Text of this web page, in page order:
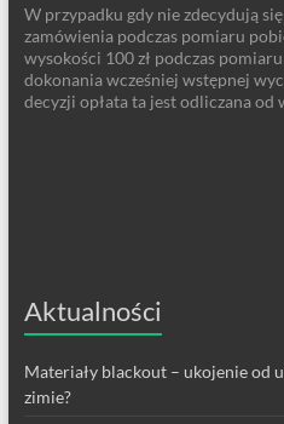
W przypadku gdy nie zdecydują
zamówienia podczas pomiaru
wysokości 100 zł podczas
dokonania wcześniej wstępnej
decyzji opłata ta jest odliczana od
Aktualności
Materiały blackout – ukojenie od
zimie?